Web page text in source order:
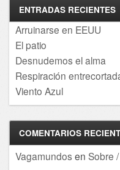
ENTRADAS RECIENTES
Arruinarse en EEUU
El patio
Desnudemos el alma
Respiración
Viento Azul
COMENTARIOS
Vagamundos en Sobre